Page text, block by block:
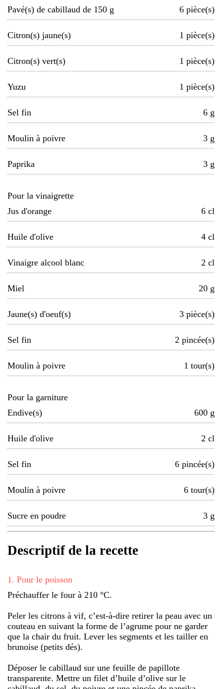
Pavé(s) de cabillaud de 150 g
6 pièce(s)
Citron(s) jaune(s) 1 pièce(s)
Citron(s) vert(s) 1 pièce(s)
Yuzu 1 pièce(s)
Sel fin 6 g
Moulin à poivre 3 g
Paprika 3 g
Pour la vinaigrette
Jus d'orange
6 cl
Huile d'olive 4 cl
Vinaigre alcool blanc 2 cl
Miel 20 g
Jaune(s) d'oeuf(s) 3 pièce(s)
Sel fin 2 pincée(s)
Moulin à poivre 1 tour(s)
Pour la garniture
Endive(s)
600 g
Huile d'olive 2 cl
Sel fin 6 pincée(s)
Moulin à poivre 6 tour(s)
Sucre en poudre 3 g
Descriptif de la recette
1 . Pour le poisson
Préchauffer le four à 210 °C.
Peler les citrons à vif, c’est-à-dire retirer la peau avec un
couteau en suivant la forme de l’agrume pour ne garder
que la chair du fruit. Lever les segments et les tailler en
brunoise (petits dés).
Déposer le cabillaud sur une feuille de papillote
transparente. Mettre un filet d’huile d’olive sur le